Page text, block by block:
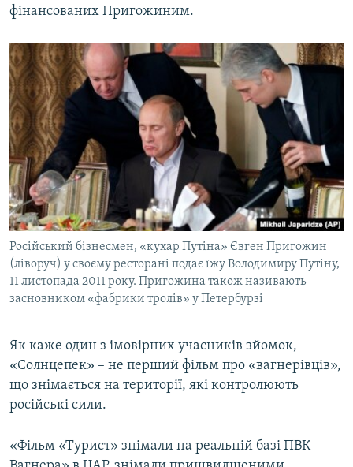
фінансованих Пригожиним.
Російський бізнесмен, «кухар Путіна» Євген Пригожин
(ліворуч) у своєму ресторані подає їжу Володимиру Путіну,
11 листопада 2011 року. Пригожина також називають
засновником «фабрики тролів» у Петербурзі
Як каже один з імовірних учасників зйомок,
«Солнцепек» – не перший фільм про «вагнерівців»,
що знімається на території, які контролюють
російські сили.
«Фільм «Турист» знімали на реальній базі ПВК